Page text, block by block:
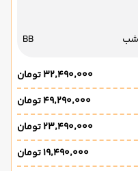
BB
۳۲٬۴۹۰٬۰۰۰ تومان
۴۹٬۲۹۰٬۰۰۰ تومان
۲۳٬۴۹۰٬۰۰۰ تومان
۱۹٬۴۹۰٬۰۰۰ تومان